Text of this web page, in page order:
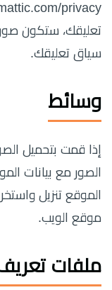
تعليقك، ستكون
سياق تعليقك.
وسائط
إذا قمت بتحميل
الموقع تنزيل
موقع الويب.
ملفات تعريف